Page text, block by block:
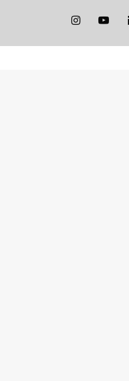
LinkedIn
YouTube
Instagram